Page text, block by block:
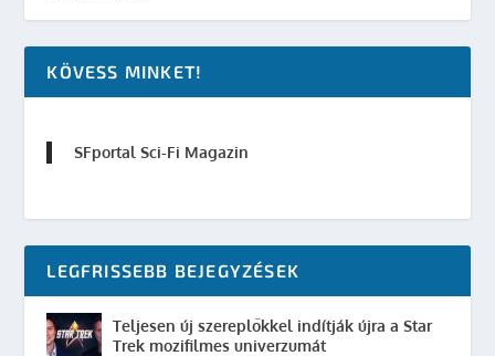
KÖVESS MINKET!
SFportal Sci-Fi Magazin
LEGFRISSEBB BEJEGYZÉSEK
Teljesen új szereplőkkel indítják újra a Star
Trek mozifilmes univerzumát